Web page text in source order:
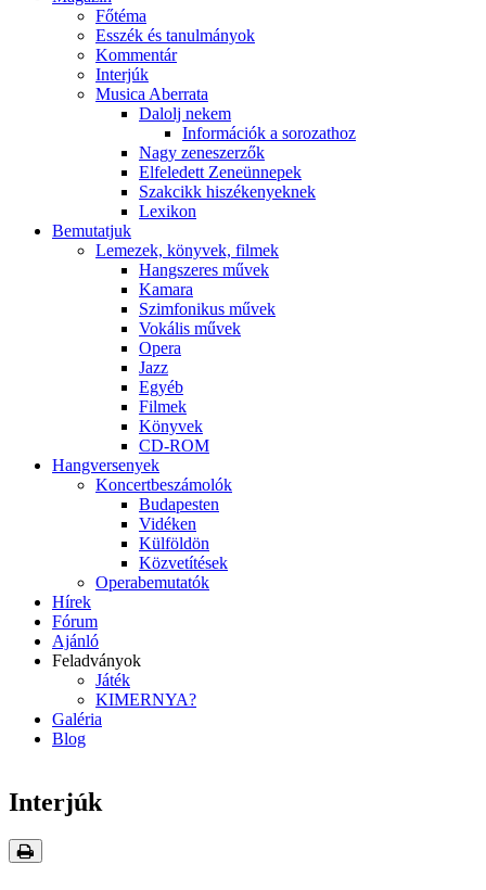
Főtéma
Esszék és tanulmányok
Kommentár
Interjúk
Musica Aberrata
Dalolj nekem
Információk a sorozathoz
Nagy zeneszerzők
Elfeledett Zeneünnepek
Szakcikk hiszékenyeknek
Lexikon
Bemutatjuk
Lemezek, könyvek, filmek
Hangszeres művek
Kamara
Szimfonikus művek
Vokális művek
Opera
Jazz
Egyéb
Filmek
Könyvek
CD-ROM
Hangversenyek
Koncertbeszámolók
Budapesten
Vidéken
Külföldön
Közvetítések
Operabemutatók
Hírek
Fórum
Ajánló
Feladványok
Játék
KIMERNYA?
Galéria
Blog
Interjúk